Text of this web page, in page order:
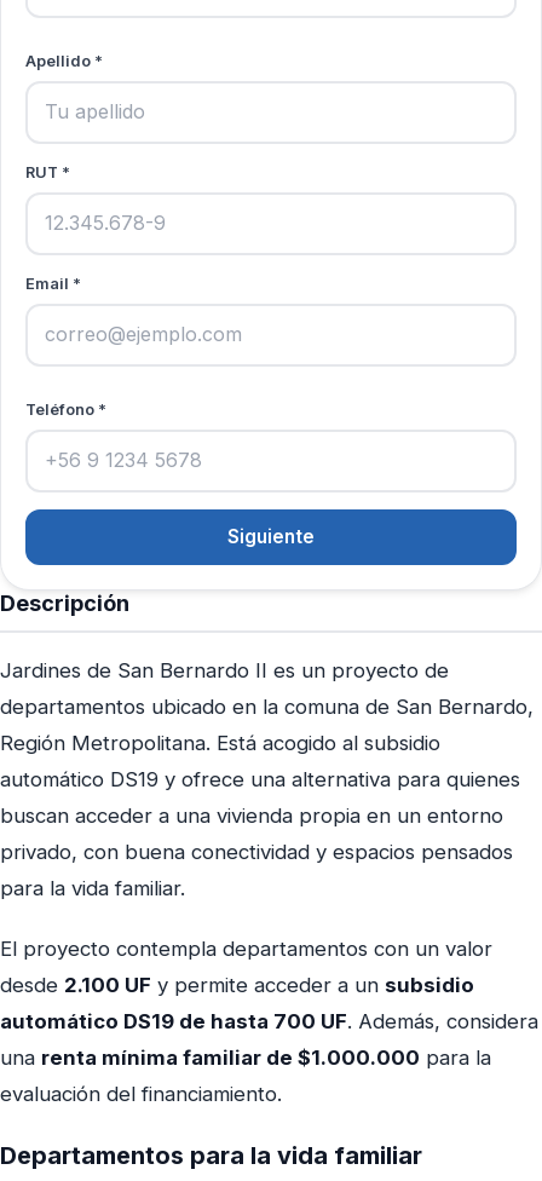
Descripción
Jardines de San Bernardo II es un proyecto de
departamentos ubicado en la comuna de San Bernardo,
Región Metropolitana. Está acogido al subsidio
automático DS19 y ofrece una alternativa para quienes
buscan acceder a una vivienda propia en un entorno
privado, con buena conectividad y espacios pensados
para la vida familiar.
El proyecto contempla departamentos con un valor
desde 2.100 UF y permite acceder a un subsidio
automático DS19 de hasta 700 UF. Además, considera
una renta mínima familiar de $1.000.000 para la
evaluación del financiamiento.
Departamentos para la vida familiar
Apellido *
RUT *
Email *
Teléfono *
Siguiente